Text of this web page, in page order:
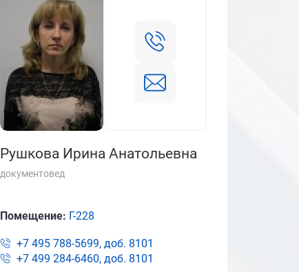
Рушкова Ирина Анатольевна
документовед
Помещение: Г-228
+7 495 788-5699, доб. 8101
+7 499 284-6460, доб. 8101